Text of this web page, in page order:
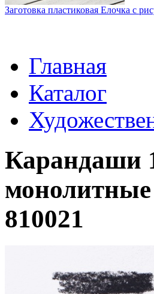
Заготовка пластиковая Елочка с
Главная
Каталог
810021